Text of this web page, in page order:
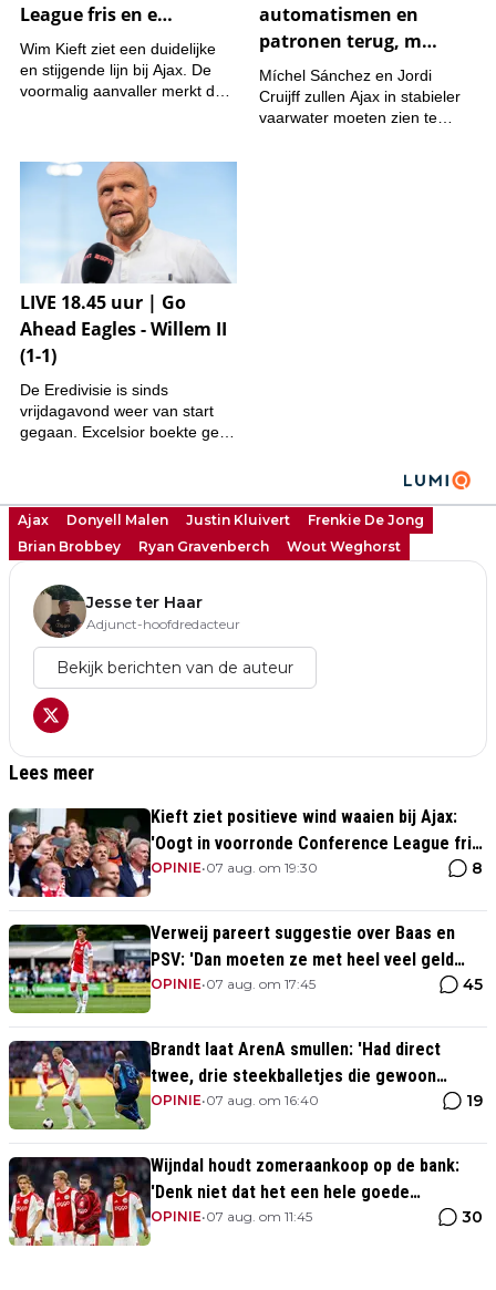
Ajax Donyell Malen Justin Kluivert
Frenkie De Jong
Brian Brobbey
Ryan Gravenberch Wout Weghorst
Jesse ter Haar
Adjunct-hoofdredacteur
Bekijk berichten van de auteur
Lees meer
Kieft ziet positieve wind waaien bij Ajax:
'Oogt in voorronde Conference League fris
en energiek'
OPINIE•07 aug. om 19:30 8
Verweij pareert suggestie over Baas en
PSV: 'Dan moeten ze met heel veel geld
over de brug komen'
OPINIE•07 aug. om 17:45 45
Brandt laat ArenA smullen: 'Had direct
twee, drie steekballetjes die gewoon
perfect waren'
OPINIE•07 aug. om 16:40 19
Wijndal houdt zomeraankoop op de bank:
'Denk niet dat het een hele goede
verdediger is'
OPINIE•07 aug. om 11:45 30